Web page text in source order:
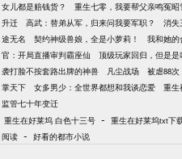
女儿都是赔钱货？
重生七零，我要帮父亲鸣冤昭
升迁
高武：替弟从军，归来问我要军职？ 消失
途无名
契约神级兽娘，全是小萝莉！ 我和她的
官：开局直播审判霸座仙
顶级玩家回归，但是是
袭打脸不按套路出牌的神兽
凡尘战场 被虐88
掌天下
女多男少：全世界都想和我谈恋爱 重生
监管七十年变迁
重生在好莱坞 白色十三号 - 重生在好莱坞txt下
阅读 - 好看的都市小说